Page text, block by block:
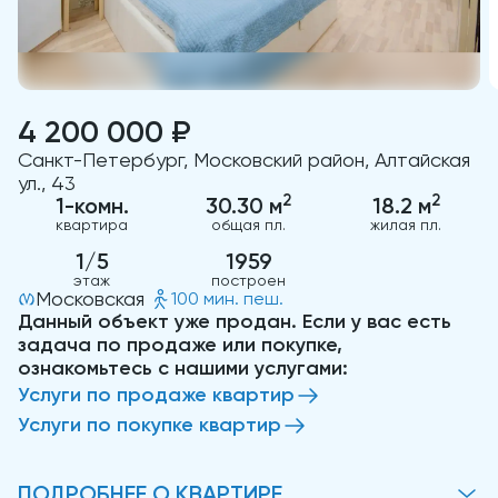
4 200 000 ₽
Санкт-Петербург, Московский район, Алтайская
ул., 43
1-комн.
квартира
30.30 м2
общая пл.
18.2 м2
жилая пл.
1/5
этаж
1959
построен
Московская 100 мин. пеш.
Данный объект уже продан. Если у вас есть
задача по продаже или покупке,
ознакомьтесь с нашими услугами:
Услуги по продаже квартир
Услуги по покупке квартир